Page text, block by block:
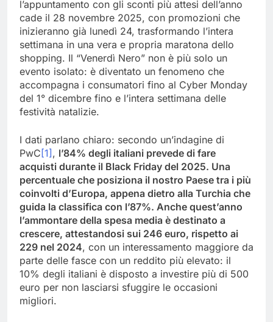
l’appuntamento con gli sconti più attesi dell’anno
cade il 28 novembre 2025, con promozioni che
inizieranno già lunedì 24, trasformando l’intera
settimana in una vera e propria maratona dello
shopping. Il “Venerdì Nero” non è più solo un
evento isolato: è diventato un fenomeno che
accompagna i consumatori fino al Cyber Monday
del 1° dicembre fino e l’intera settimana delle
festività natalizie.
I dati parlano chiaro: secondo un’indagine di
PwC [1] , l’84% degli italiani prevede di fare
acquisti durante il Black Friday del 2025. Una
percentuale che posiziona il nostro Paese tra i più
coinvolti d’Europa, appena dietro alla Turchia che
guida la classifica con l’87%. Anche quest’anno
l’ammontare della spesa media è destinato a
crescere, attestandosi sui 246 euro, rispetto ai
229 nel 2024, con un interessamento maggiore da
parte delle fasce con un reddito più elevato: il
10% degli italiani è disposto a investire più di 500
euro per non lasciarsi sfuggire le occasioni
migliori.